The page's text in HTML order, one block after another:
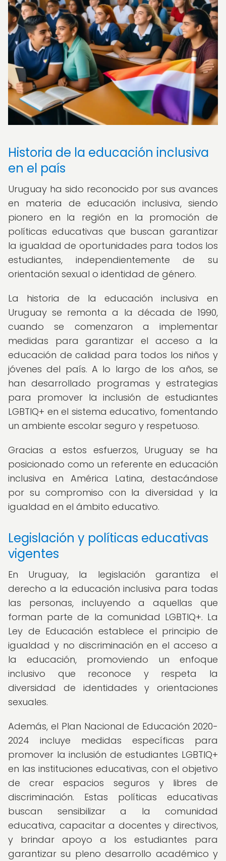
Historia de la educación inclusiva
en el país
Uruguay ha sido reconocido por sus avances
en materia de educación inclusiva, siendo
pionero en la región en la promoción de
políticas educativas que buscan garantizar
la igualdad de oportunidades para todos los
estudiantes, independientemente de su
orientación sexual o identidad de género.
La historia de la educación inclusiva en
Uruguay se remonta a la década de 1990,
cuando se comenzaron a implementar
medidas para garantizar el acceso a la
educación de calidad para todos los niños y
jóvenes del país. A lo largo de los años, se
han desarrollado programas y estrategias
para promover la inclusión de estudiantes
LGBTIQ+ en el sistema educativo, fomentando
un ambiente escolar seguro y respetuoso.
Gracias a estos esfuerzos, Uruguay se ha
posicionado como un referente en educación
inclusiva en América Latina, destacándose
por su compromiso con la diversidad y la
igualdad en el ámbito educativo.
Legislación y políticas educativas
vigentes
En Uruguay, la legislación garantiza el
derecho a la educación inclusiva para todas
las personas, incluyendo a aquellas que
forman parte de la comunidad LGBTIQ+. La
Ley de Educación establece el principio de
igualdad y no discriminación en el acceso a
la educación, promoviendo un enfoque
inclusivo que reconoce y respeta la
diversidad de identidades y orientaciones
sexuales.
Además, el Plan Nacional de Educación 2020-
2024 incluye medidas específicas para
promover la inclusión de estudiantes LGBTIQ+
en las instituciones educativas, con el objetivo
de crear espacios seguros y libres de
discriminación. Estas políticas educativas
buscan sensibilizar a la comunidad
educativa, capacitar a docentes y directivos,
y brindar apoyo a los estudiantes para
garantizar su pleno desarrollo académico y